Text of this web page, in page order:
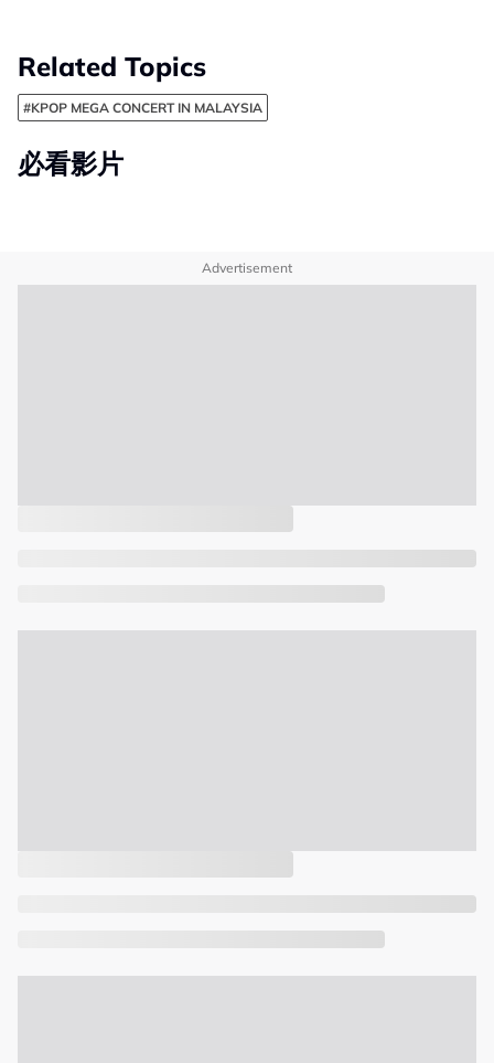
Related Topics
#KPOP MEGA CONCERT IN MALAYSIA
必看影片
Advertisement